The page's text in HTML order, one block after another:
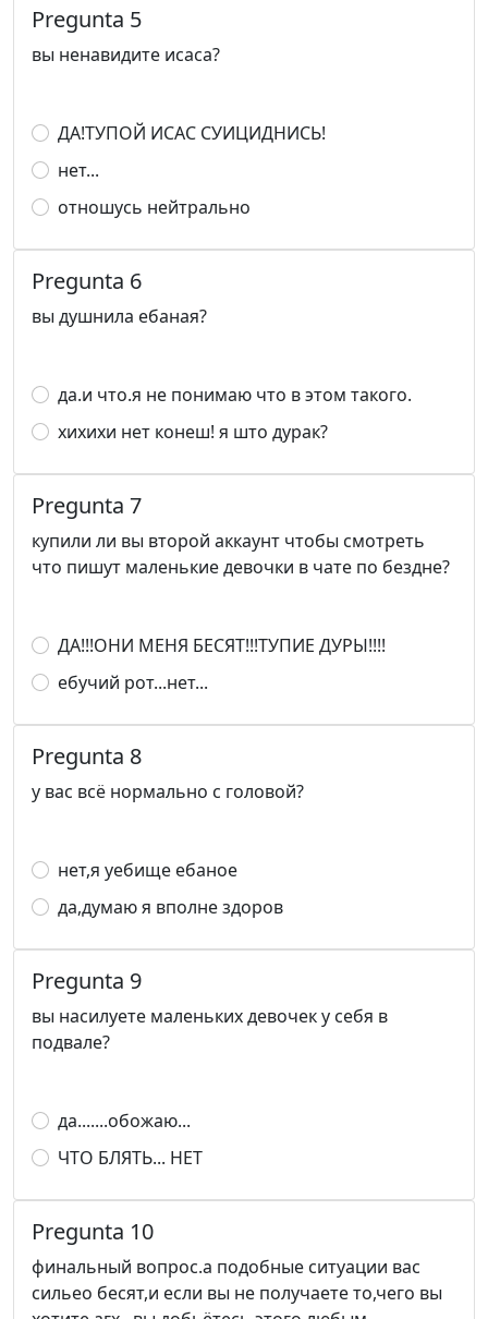
Pregunta 5
вы ненавидите исаса?
ДА!ТУПОЙ ИСАС СУИЦИДНИСЬ!
нет...
отношусь нейтрально
Pregunta 6
вы душнила ебаная?
да.и что.я не понимаю что в этом такого.
хихихи нет конеш! я што дурак?
Pregunta 7
купили ли вы второй аккаунт чтобы смотреть
что пишут маленькие девочки в чате по бездне?
ДА!!!ОНИ МЕНЯ БЕСЯТ!!!ТУПИЕ ДУРЫ!!!!
ебучий рот...нет...
Pregunta 8
у вас всë нормально с головой?
нет,я уебище ебаное
да,думаю я вполне здоров
Pregunta 9
вы насилуете маленьких девочек у себя в
подвале?
да.......обожаю...
ЧТО БЛЯТЬ... НЕТ
Pregunta 10
финальный вопрос.а подобные ситуации вас
сильео бесят,и если вы не получаете то,чего вы